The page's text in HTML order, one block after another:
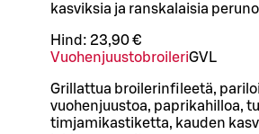
kasviksia ja ranskalaisia
Hind: 23,90 €
VuohenjuustobroileriGVL
Grillattua broilerinfileetä,
vuohenjuustoa, paprikahilloa,
timjamikastiketta, kauden